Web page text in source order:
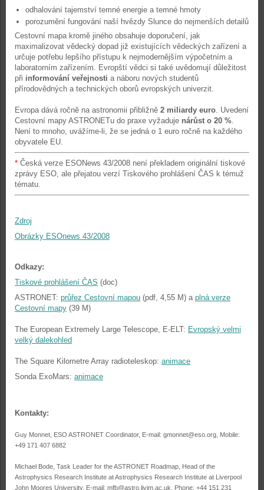
odhalování tajemství temné energie a temné hmoty
porozumění fungování naší hvězdy Slunce do nejmenších detailů
Cestovní mapa kromě jiného obsahuje doporučení, jak
maximalizovat vědecký dopad již existujících vědeckých zařízení a
určuje potřebu lepšího přístupu k nejmodernějším výpočetním a
laboratorním zařízením. Evropští vědci si také uvědomují důležitost
při informování veřejnosti a náboru nových studentů
přírodovědných a technických oborů evropských univerzit.
Evropa dává ročně na astronomii přibližně 2 miliardy euro. Uvedení
Cestovní mapy ASTRONETu do praxe vyžaduje nárůst o 20 %.
Není to mnoho, uvážíme-li, že se jedná o 1 euro ročně na každého
obyvatele EU.
* Česká verze ESONews 43/2008 není překladem originální tiskové
zprávy ESO, ale přejatou verzí Tiskového prohlášení ČAS k témuž
tématu.
Zdroj
Obrázky ESOnews 43/2008
Odkazy:
Tiskové prohlášení ČAS (doc)
ASTRONET: průřez Cestovní mapou (pdf, 4,55 M) a plná verze
Cestovní mapy (39 M)
The European Extremely Large Telescope, E-ELT: Evropský velmi
velký dalekohled
The Square Kilometre Array radioteleskop: animace
Sonda ExoMars: animace
Kontakty:
Guy Monnet, ESO ASTRONET Coordinator, E-mail: gmonnet@eso.org, Mobile:
+49 171 407 6882
Michael Bode, Task Leader for the ASTRONET Roadmap, Head of the
Astrophysics Research Institute at Astrophysics Research Institute at Liverpool
John Moores University, E-mail: mfb@astro.livjm.ac.uk, Phone: +44 151 231